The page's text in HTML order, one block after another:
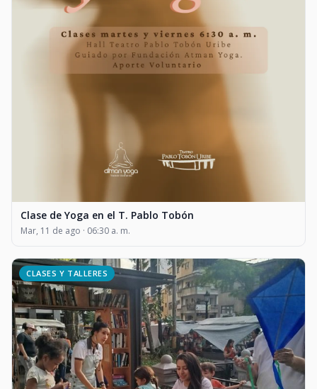
Clase de Yoga en el T. Pablo Tobón
Mar, 11 de ago · 06:30 a. m.
CLASES Y TALLERES